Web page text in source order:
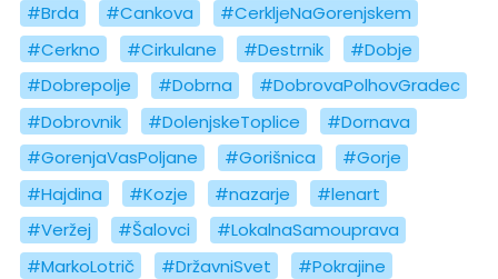
#Brda
#Cankova
#CerkljeNaGorenjskem
#Cerkno
#Cirkulane #Destrnik
#Dobje
#Dobrepolje
#Dobrna
#DobrovaPolhovGradec
#Dobrovnik
#DolenjskeToplice
#Dornava
#GorenjaVasPoljane
#Gorišnica
#Gorje
#Hajdina
#Kozje #nazarje
#lenart
#Veržej
#Šalovci
#LokalnaSamouprava
#MarkoLotrič
#DržavniSvet
#Pokrajine